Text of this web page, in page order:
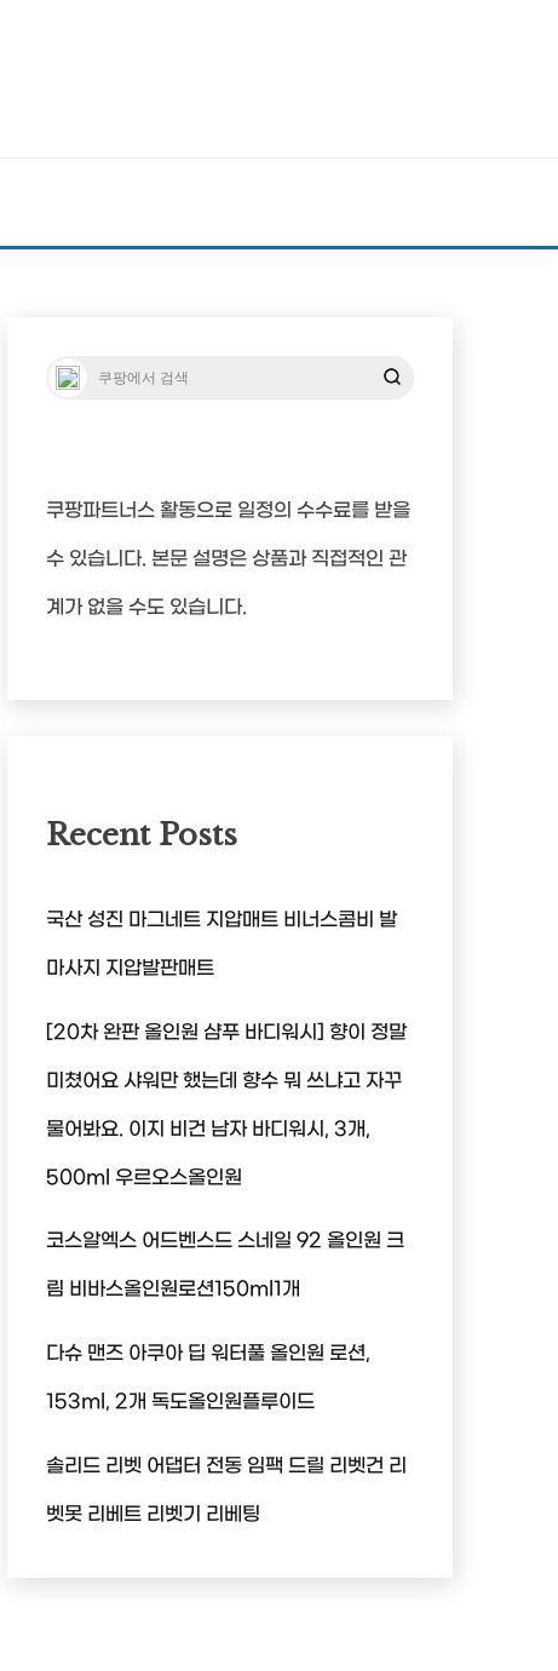
쿠팡파트너스 활동으로 일정의 수수료를 받을
수 있습니다. 본문 설명은 상품과 직접적인 관
계가 없을 수도 있습니다.
Recent Posts
국산 성진 마그네트 지압매트 비너스콤비 발
마사지 지압발판매트
[20차 완판 올인원 샴푸 바디워시] 향이 정말
미쳤어요 샤워만 했는데 향수 뭐 쓰냐고 자꾸
물어봐요. 이지 비건 남자 바디워시, 3개,
500ml 우르오스올인원
코스알엑스 어드벤스드 스네일 92 올인원 크
림 비바스올인원로션150ml1개
다슈 맨즈 아쿠아 딥 워터풀 올인원 로션,
153ml, 2개 독도올인원플루이드
솔리드 리벳 어댑터 전동 임팩 드릴 리벳건 리
벳못 리베트 리벳기 리베팅